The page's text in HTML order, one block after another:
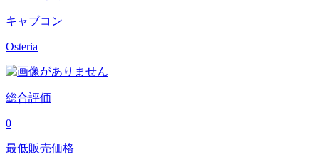
キャブコン
Osteria
総合評価
0
最低販売価格